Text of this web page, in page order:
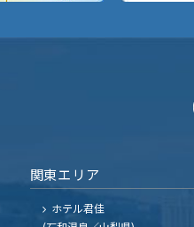
関東エリア
ホテル君佳